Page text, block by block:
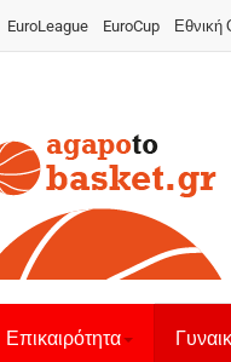
EuroLeague EuroCup Εθνική
Επικαιρότητα